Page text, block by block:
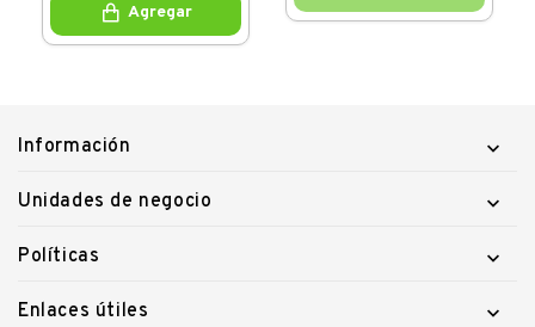
Agregar
Información 
Unidades de negocio 
Políticas 
Enlaces útiles 